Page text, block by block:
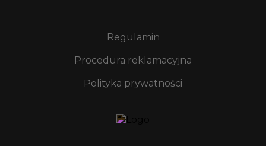
Regulamin
Procedura reklamacyjna
Polityka prywatności